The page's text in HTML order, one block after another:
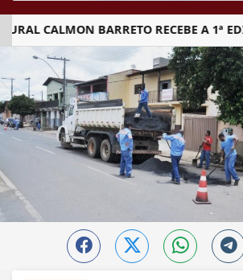
CALMON BARRETO RECEBE A 1ª
EM ALTA